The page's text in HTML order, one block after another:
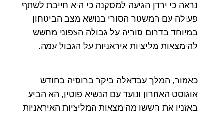
נראה כי ירדן הגיעה למסקנה כי היא חייבת לשתף
פעולה עם המשטר הסורי בנושא מצב הביטחון
במיוחד בדרום סוריה על גבולה הצפוני מחשש
להימצאות מליציות איראניות על הגבול עמה.
כאמור, המלך עבדאלה ביקר ברוסיה בחודש
אוגוסט האחרון ונועד עם הנשיא פוטין, הא הביע
באזניו את חששו מהימצאות המליציות האיראניות